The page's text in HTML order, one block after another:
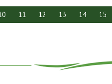
11 12 13 14 15